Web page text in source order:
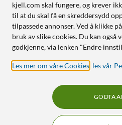
Handle fra:
Sverige
Norge
kjell.com skal fungere, og krever
til at du skal få en skreddersydd
tilpassede annonser. Ved å klikke
bruk av slike cookies. Du kan også
godkjenne, via lenken "Endre
Les mer om våre Cookies les vår
GODTA